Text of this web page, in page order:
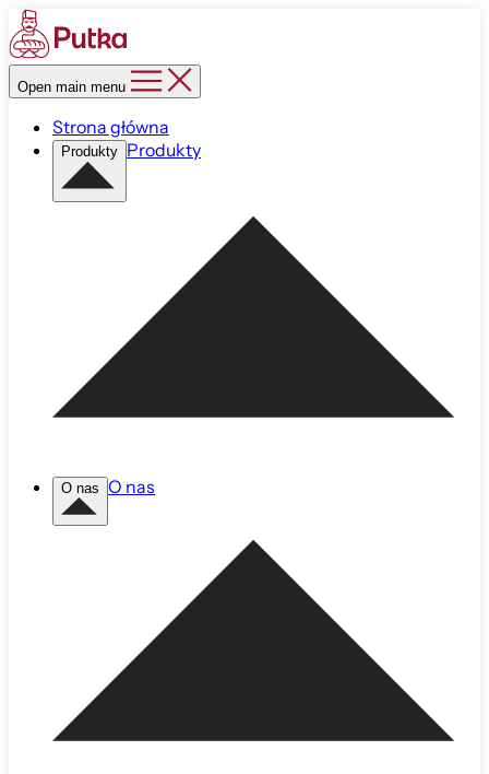
Open main menu
Strona główna
Produkty Produkty
O nas O nas